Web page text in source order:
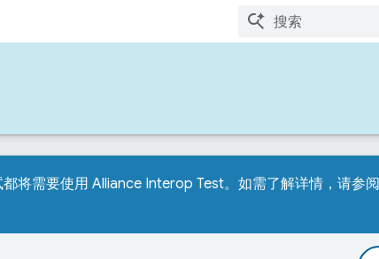
将需要使用 Alliance Interop Test。如需了解详情，请参阅